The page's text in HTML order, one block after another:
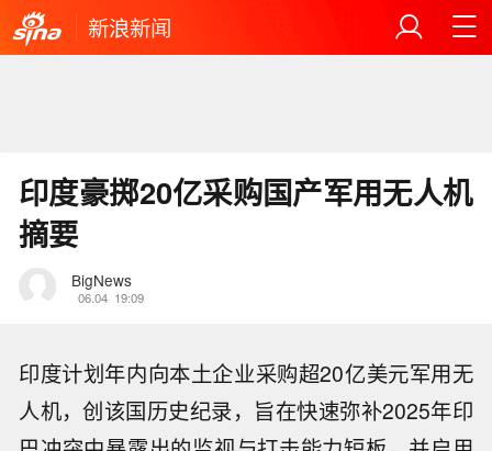
新浪新闻
印度豪掷20亿采购国产军用无人机
摘要
BigNews
06.04 19:09
印度计划年内向本土企业采购超20亿美元军用无
人机，创该国历史纪录，旨在快速弥补2025年印